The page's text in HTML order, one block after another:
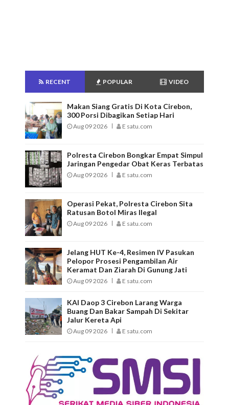
RECENT POPULAR VIDEO
Makan Siang Gratis Di Kota Cirebon,
300 Porsi Dibagikan Setiap Hari
Aug 09 2026 E satu.com
Polresta Cirebon Bongkar Empat Simpul
Jaringan Pengedar Obat Keras Terbatas
Aug 09 2026 E satu.com
Operasi Pekat, Polresta Cirebon Sita
Ratusan Botol Miras Ilegal
Aug 09 2026 E satu.com
Jelang HUT Ke-4, Resimen IV Pasukan
Pelopor Prosesi Pengambilan Air
Keramat Dan Ziarah Di Gunung Jati
Aug 09 2026 E satu.com
KAI Daop 3 Cirebon Larang Warga
Buang Dan Bakar Sampah Di Sekitar
Jalur Kereta Api
Aug 09 2026 E satu.com